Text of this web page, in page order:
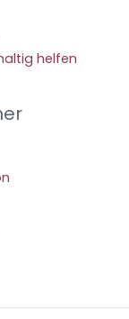
helfen